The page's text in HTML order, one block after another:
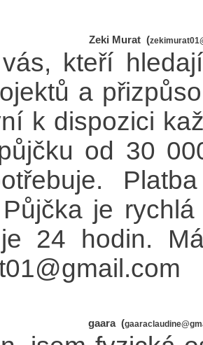
Zeki Murat (
kteří
a
k dispozici
od 30
je
24 hodin.
gaara (